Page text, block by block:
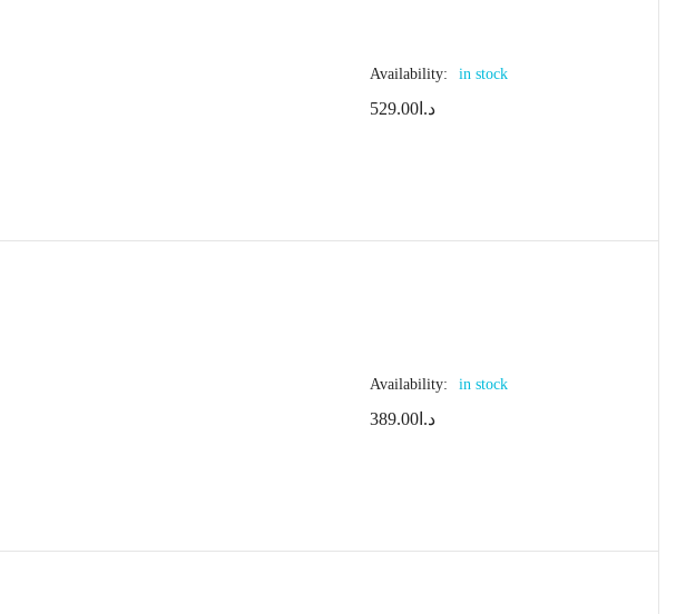
Availability: in stock
د.ا 529.00
Availability: in stock
د.ا 389.00